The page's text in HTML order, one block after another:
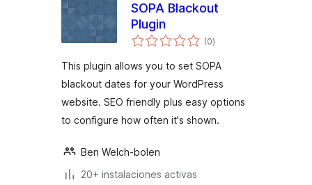
SOPA Blackout
Plugin
(0total
de
)
This plugin allows you to set SOPA
blackout dates for your WordPress
website. SEO friendly plus easy options
to configure how often it's shown.
Ben Welch-bolen
20+ instalaciones activas